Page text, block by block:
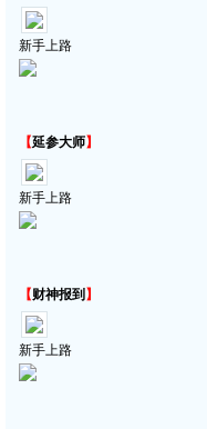
新手上路
【延参大师】
新手上路
【财神报到 】
新手上路